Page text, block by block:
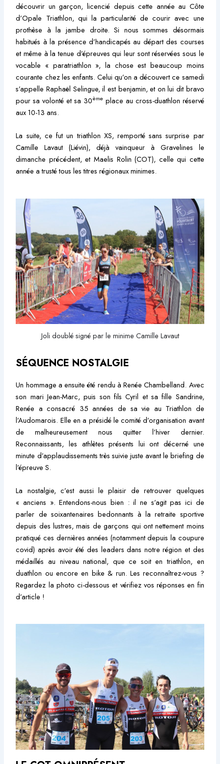
découvrir un garçon, licencié depuis cette année au Côte
d’Opale Triathlon, qui la particularité de courir avec une
prothèse à la jambe droite. Si nous sommes désormais
habitués à la présence d’handicapés au départ des courses
et même à la tenue d’épreuves qui leur sont réservées sous le
vocable « paratriathlon », la chose est beaucoup moins
courante chez les enfants. Celui qu’on a découvert ce samedi
s’appelle Raphaël Selingue, il est benjamin, et on lui dit bravo
pour sa volonté et sa 30ème place au cross-duathlon réservé
aux 10-13 ans.
La suite, ce fut un triathlon XS, remporté sans surprise par
Camille Lavaut (Liévin), déjà vainqueur à Gravelines le
dimanche précédent, et Maelis Rolin (COT), celle qui cette
année a trusté tous les titres régionaux minimes.
Joli doublé signé par le minime Camille Lavaut
SÉQUENCE NOSTALGIE
Un hommage a ensuite été rendu à Renée Chambelland. Avec
son mari Jean-Marc, puis son fils Cyril et sa fille Sandrine,
Renée a consacré 35 années de sa vie au Triathlon de
l’Audomarois. Elle en a présidé le comité d’organisation avant
de malheureusement nous quitter l’hiver dernier.
Reconnaissants, les athlètes présents lui ont décerné une
minute d’applaudissements très suivie juste avant le briefing de
l’épreuve S.
La nostalgie, c’est aussi le plaisir de retrouver quelques
« anciens ». Entendons-nous bien : il ne s’agit pas ici de
parler de soixantenaires bedonnants à la retraite sportive
depuis des lustres, mais de garçons qui ont nettement moins
pratiqué ces dernières années (notamment depuis la coupure
covid) après avoir été des leaders dans notre région et des
médaillés au niveau national, que ce soit en triathlon, en
duathlon ou encore en bike & run. Les reconnaîtrez-vous ?
Regardez la photo ci-dessous et vérifiez vos réponses en fin
d’article !